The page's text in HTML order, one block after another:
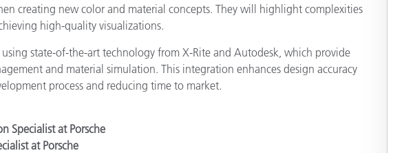
creating new color and material concepts. They will highlight complexities
high-quality visualizations.
using state-of-the-art technology from X-Rite and Autodesk, which provide
and material simulation. This integration enhances design accuracy
process and reducing time to market.
Specialist at Porsche
at Porsche